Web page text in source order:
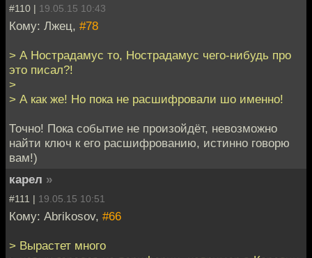
#110 | 19.05.15 10:43
Кому: Лжец, #78
> А Нострадамус то, Нострадамус чего-нибудь про
это писал?!
>
> А как же! Но пока не расшифровали шо именно!
Точно! Пока событие не произойдёт, невозможно
найти ключ к его расшифрованию, истинно говорю
вам!)
карел »
#111 | 19.05.15 10:51
Кому: Abrikosov, #66
> Вырастет много